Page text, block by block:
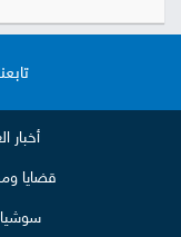
أخبار
قضايا